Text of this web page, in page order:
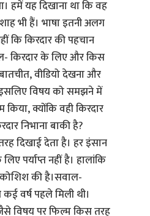
यह दिखाना था कि वह
भी हैं। भाषा इतनी अलग
कि किरदार की पहचान
किरदार के लिए और किस
वीडियो देखना और
इसलिए विषय को समझने में
क्योंकि वही किरदार
निभाना बाकी है?
दिखाई देता है। हर इंसान
पर्याप्त नहीं है। हालांकि
की है।सवाल-
वर्ष पहले मिली थी।
विषय पर फिल्म किस तरह